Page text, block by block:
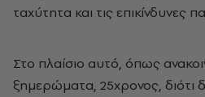
ταχύτητα και τις επικίνδυνες
Στο πλαίσιο αυτό, όπως
ξημερώματα, 25χρονος, διότι